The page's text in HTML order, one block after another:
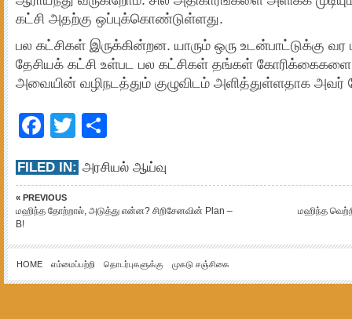
கட்சி அதற்கு ஒப்புக்கொண்டுள்ளது.
பல கட்சிகள் இருக்கின்றன. யாரும் ஒரு உடன்பாட்டுக்கு வர
தேசியக் கட்சி உள்பட பல கட்சிகள் தங்கள்
அவையின் வழிநடத்தும் குழுவிடம் அளித்துள்ளதாக அவர்
Facebook
Twitter
FILED IN: அரசியல் ஆய்வு
« PREVIOUS
மஹிந்த தோற்றால், அடுத்து என்ன? சிறிசேனவின் Plan –
B!
மஹிந்த
HOME எம்மைப்பற்றி தொடர்புகளுக்கு முகடு சஞ்சிகை